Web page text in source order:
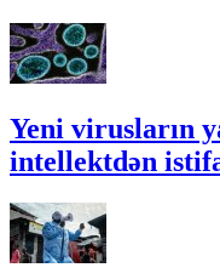
Yeni virusların
intellektdən